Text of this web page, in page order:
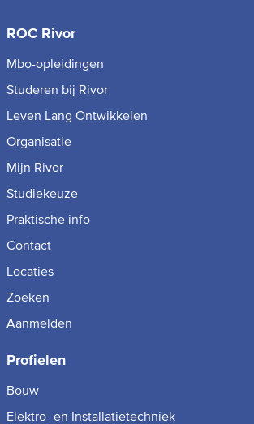
ROC Rivor
Mbo-opleidingen
Studeren bij Rivor
Leven Lang Ontwikkelen
Organisatie
Mijn Rivor
Studiekeuze
Praktische info
Contact
Locaties
Zoeken
Aanmelden
Profielen
Bouw
Elektro- en Installatietechniek